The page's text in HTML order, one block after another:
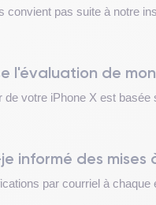
convient pas suite à notre
l'évaluation de
de votre iPhone X est
informé des
par courriel à